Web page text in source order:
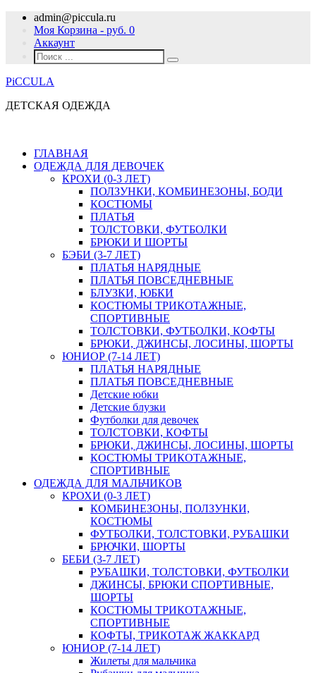
admin@piccula.ru
Моя Корзина - руб. 0
Аккаунт
PiCCULA
ДЕТСКАЯ ОДЕЖДА
ГЛАВНАЯ
ОДЕЖДА ДЛЯ ДЕВОЧЕК
КРОХИ (0-3 ЛЕТ)
ПОЛЗУНКИ, КОМБИНЕЗОНЫ, БОДИ
КОСТЮМЫ
ПЛАТЬЯ
ТОЛСТОВКИ, ФУТБОЛКИ
БРЮКИ И ШОРТЫ
БЭБИ (3-7 ЛЕТ)
ПЛАТЬЯ НАРЯДНЫЕ
ПЛАТЬЯ ПОВСЕДНЕВНЫЕ
БЛУЗКИ, ЮБКИ
КОСТЮМЫ ТРИКОТАЖНЫЕ,
СПОРТИВНЫЕ
ТОЛСТОВКИ, ФУТБОЛКИ, КОФТЫ
БРЮКИ, ДЖИНСЫ, ЛОСИНЫ, ШОРТЫ
ЮНИОР (7-14 ЛЕТ)
ПЛАТЬЯ НАРЯДНЫЕ
ПЛАТЬЯ ПОВСЕДНЕВНЫЕ
Детские юбки
Детские блузки
Футболки для девочек
ТОЛСТОВКИ, КОФТЫ
БРЮКИ, ДЖИНСЫ, ЛОСИНЫ, ШОРТЫ
КОСТЮМЫ ТРИКОТАЖНЫЕ,
СПОРТИВНЫЕ
ОДЕЖДА ДЛЯ МАЛЬЧИКОВ
КРОХИ (0-3 ЛЕТ)
КОМБИНЕЗОНЫ, ПОЛЗУНКИ,
КОСТЮМЫ
ФУТБОЛКИ, ТОЛСТОВКИ, РУБАШКИ
БРЮЧКИ, ШОРТЫ
БЕБИ (3-7 ЛЕТ)
РУБАШКИ, ТОЛСТОВКИ, ФУТБОЛКИ
ДЖИНСЫ, БРЮКИ СПОРТИВНЫЕ,
ШОРТЫ
КОСТЮМЫ ТРИКОТАЖНЫЕ,
СПОРТИВНЫЕ
КОФТЫ, ТРИКОТАЖ ЖАККАРД
ЮНИОР (7-14 ЛЕТ)
Жилеты для мальчика